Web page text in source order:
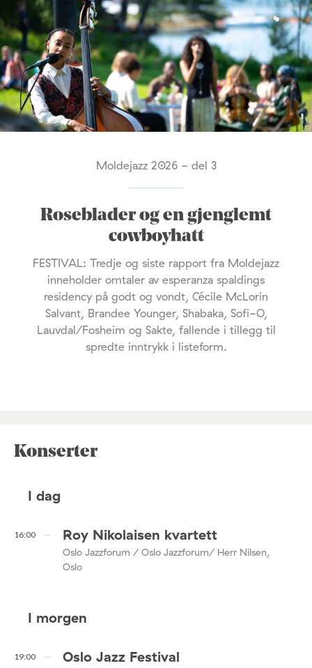
Moldejazz 2026 - del 3
Roseblader og en gjenglemt
cowboyhatt
FESTIVAL: Tredje og siste rapport fra Moldejazz
inneholder omtaler av esperanza spaldings
residency på godt og vondt, Cécile McLorin
Salvant, Brandee Younger, Shabaka, Sofi-O,
Lauvdal/Fosheim og Sakte, fallende i tillegg til
spredte inntrykk i listeform.
Konserter
I dag
16:00 Roy Nikolaisen kvartett
Oslo Jazzforum / Oslo Jazzforum/ Herr Nilsen,
Oslo
I morgen
19:00 Oslo Jazz Festival